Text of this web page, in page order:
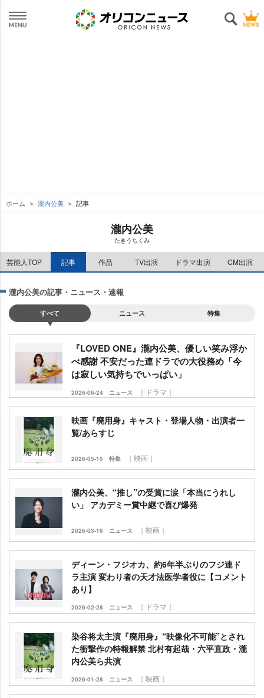
ホーム 瀧内公美 記事
瀧内公美
たきうちくみ
芸能人TOP 記事 作品 TV出演 ドラマ出演 CM出演
瀧内公美の記事・ニュース・速報
すべて ニュース 特集
『LOVED ONE』瀧内公美、優しい笑み浮か
べ感謝 不安だった連ドラでの大役務め「今
は寂しい気持ちでいっぱい」
2026-06-24 ニュース ｜ドラマ｜
映画『廃用身』キャスト・登場人物・出演者一
覧/あらすじ
2026-05-15 特集 ｜映画｜
瀧内公美、“推し”の受賞に涙「本当にうれし
い」 アカデミー賞中継で喜び爆発
2026-03-16 ニュース ｜映画｜
ディーン・フジオカ、約6年半ぶりのフジ連ド
ラ主演 変わり者の天才法医学者役に【コメント
あり】
2026-02-28 ニュース ｜ドラマ｜
染谷将太主演『廃用身』“映像化不可能”とされ
た衝撃作の特報解禁 北村有起哉・六平直政・瀧
内公美ら共演
2026-01-28 ニュース ｜映画｜